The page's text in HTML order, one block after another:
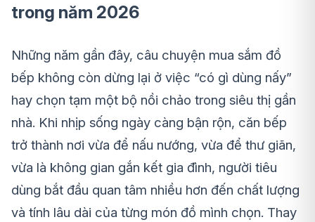
trong năm 2026
Những năm gần đây, câu chuyện mua sắm đồ
bếp không còn dừng lại ở việc “có gì dùng nấy”
hay chọn tạm một bộ nồi chảo trong siêu thị gần
nhà. Khi nhịp sống ngày càng bận rộn, căn bếp
trở thành nơi vừa để nấu nướng, vừa để thư giãn,
vừa là không gian gắn kết gia đình, người tiêu
dùng bắt đầu quan tâm nhiều hơn đến chất lượng
và tính lâu dài của từng món đồ mình chọn. Thay